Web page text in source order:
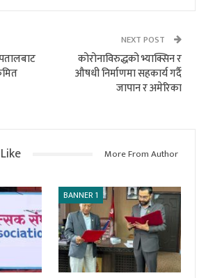
NEXT POST
कोरोनाविरुद्धको भ्याक्सिन र
औषधी निर्माणमा सहकार्य गर्दै
जापान र अमेरिका
More From Author
BANNER 1